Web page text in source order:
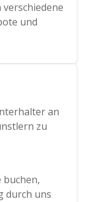
und
an
zu
durch uns